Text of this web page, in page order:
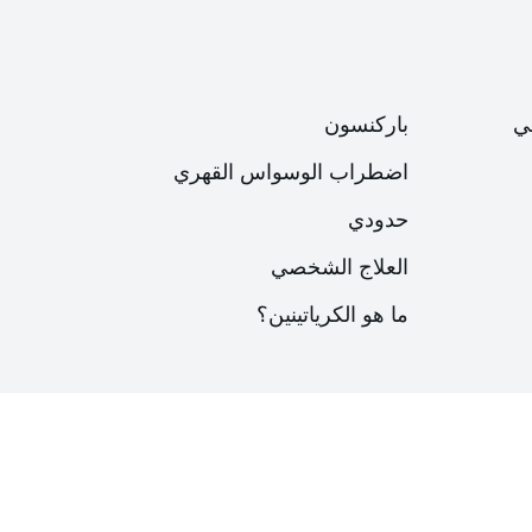
باركنسون
اضطراب الوسواس القهري
حدودي
العلاج الشخصي
ما هو الكرياتينين؟